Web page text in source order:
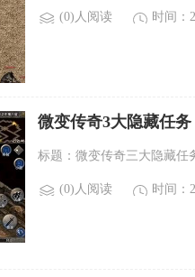
(0)人阅读 时间：
微变传奇3大隐藏任
标题：微变传奇三大隐藏任
(0)人阅读 时间：